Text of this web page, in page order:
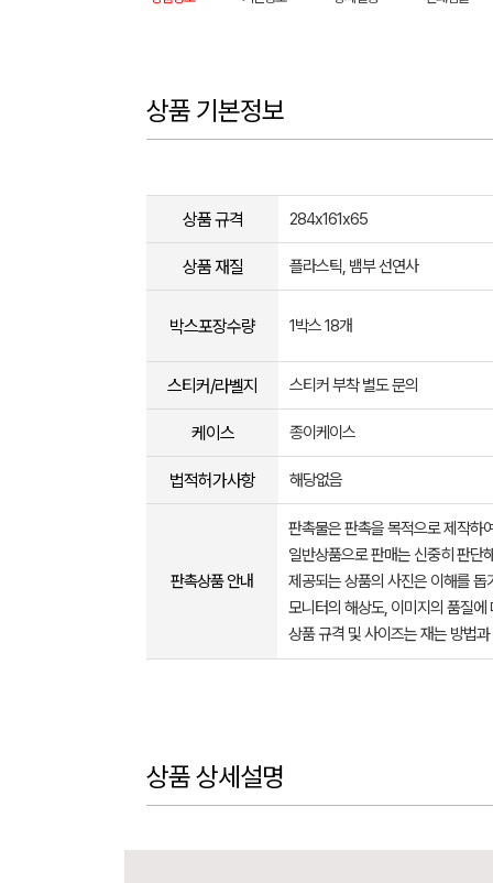
상품 기본정보
상품 규격 284x161x65
상품 재질 플라스틱, 뱀부 선연사
박스포장수량 1박스 18개
스티커/라벨지 스티커 부착 별도 문의
케이스 종이케이스
법적허가사항 해당없음
판촉상품 안내
판촉물은 판촉을 목적으로 제작하
일반상품으로 판매는 신중히 판단
제공되는 상품의 사진은 이해를
모니터의 해상도, 이미지의 품질
상품 규격 및 사이즈는 재는 방법
상품 상세설명